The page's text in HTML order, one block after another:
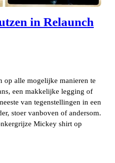
in Relaunch
op alle mogelijke manieren te
een makkelijke legging of
van tegenstellingen in een
stoer vanboven of andersom.
Mickey shirt op